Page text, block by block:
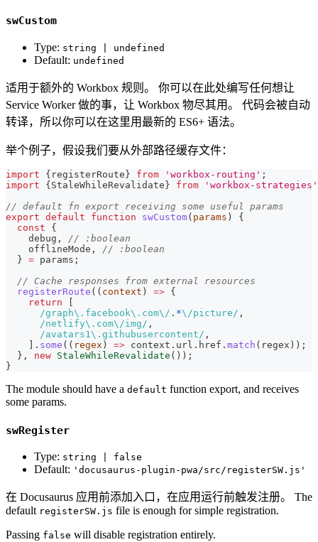
swCustom
Type: string | undefined
Default: undefined
适用于额外的 Workbox 规则。 你可以在此处编写任何想让
Service Worker 做的事，让 Workbox 物尽其用。 代码会被自动
转译，所以你可以在这里用最新的 ES6+ 语法。
举个例子，假设我们要从外部路径缓存文件：
import { registerRoute } from 'workbox-routing' ;
import
{ StaleWhileRevalidate } from
'workbox-strategies'
// default fn export receiving some useful params
export default function swCustom( params )
{
const
{
    debug
,
// :boolean
    offlineMode
,
// :boolean
} = params ;
// Cache responses from external resources
registerRoute ( ( context ) => {
return
/graph\. facebook\. com\/ . *\/picture/ ,
/netlify\. com\/img/ ,
/avatars1\. githubusercontent/ ,
. some ( ( regex ) => context . url . href . match ( regex ) ) ;
} , new StaleWhileRevalidate ( ) ) ;
}
The module should have a default function export, and receives
some params.
swRegister
Type: string | false
Default: 'docusaurus-plugin-pwa/src/registerSW.js'
在 Docusaurus 应用前添加入口，在应用运行前触发注册。 The
default registerSW.js file is enough for simple registration.
Passing false will disable registration entirely.